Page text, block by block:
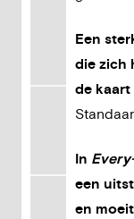
Een
die zich
de kaart
In
een
en